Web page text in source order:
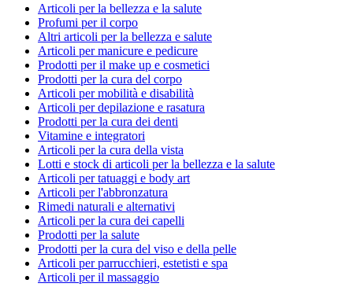
Articoli per la bellezza e la salute
Profumi per il corpo
Altri articoli per la bellezza e salute
Articoli per manicure e pedicure
Prodotti per il make up e cosmetici
Prodotti per la cura del corpo
Articoli per mobilità e disabilità
Articoli per depilazione e rasatura
Prodotti per la cura dei denti
Vitamine e integratori
Articoli per la cura della vista
Lotti e stock di articoli per la bellezza e la salute
Articoli per tatuaggi e body art
Articoli per l'abbronzatura
Rimedi naturali e alternativi
Articoli per la cura dei capelli
Prodotti per la salute
Prodotti per la cura del viso e della pelle
Articoli per parrucchieri, estetisti e spa
Articoli per il massaggio